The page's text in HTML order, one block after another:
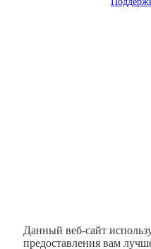
Данный веб-сайт
предоставления вам